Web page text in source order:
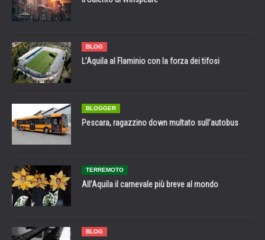
BLOG
L’Aquila al Flaminio con la forza dei tifosi
BLOGGER
Pescara, ragazzino down multato sull’autobus
TERREMOTO
All’Aquila il carnevale più breve al mondo
BLOG